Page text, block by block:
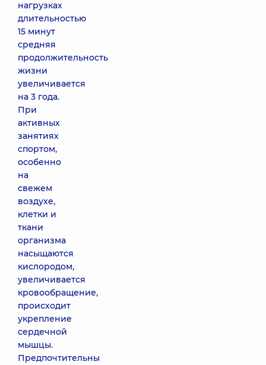
нагрузках
длительностью
15 минут
средняя
продолжительность
жизни
увеличивается
на 3 года.
При
активных
занятиях
спортом,
особенно
на
свежем
воздухе,
клетки и
ткани
организма
насыщаются
кислородом,
увеличивается
кровообращение,
происходит
укрепление
сердечной
мышцы.
Предпочтительны